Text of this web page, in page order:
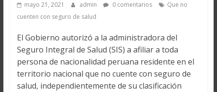
mayo 21, 2021 admin 0 comentarios
Que no
cuenten con seguro de salud
El Gobierno autorizó a la administradora del
Seguro Integral de Salud (SIS) a afiliar a toda
persona de nacionalidad peruana residente en el
territorio nacional que no cuente con seguro de
salud, independientemente de su clasificación